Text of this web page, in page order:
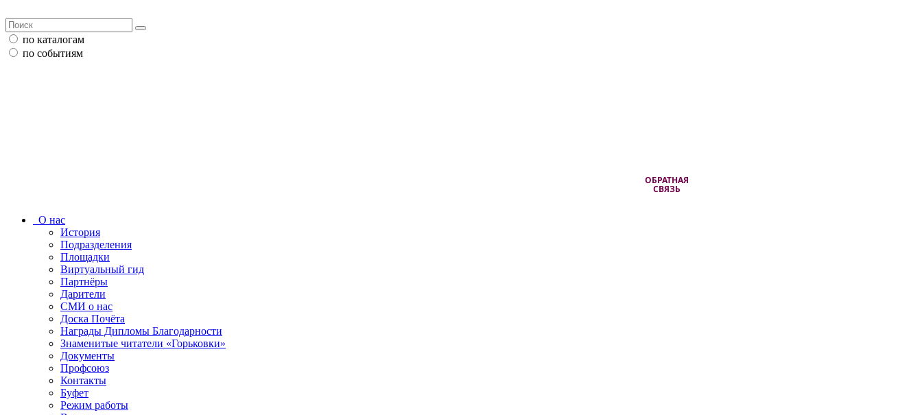
по каталогам
по событиям
ОБРАТНАЯ
СВЯЗЬ
О нас
История
Подразделения
Площадки
Виртуальный гид
Партнёры
Дарители
СМИ о нас
Доска Почёта
Награды Дипломы Благодарности
Знаменитые читатели «Горьковки»
Документы
Профсоюз
Контакты
Буфет
Режим работы